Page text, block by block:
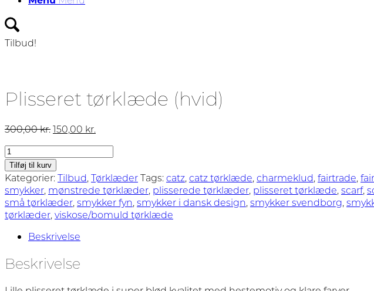
Tilbud!
Plisseret tørklæde (hvid)
300,00kr.Den
300,00 kr..
150,00 kr.
150,00 kr..
Plisseret
tørklæde
(hvid)
antal
Tilføj til kurv
Kategorier:Tilbud, TørklæderTags:catz, catz tørklæde, charmeklud, fairtrade,
smykker, mønstrede tørklæder, plisserede tørklæder, plisseret tørklæde, scarf,
små tørklæder, smykker fyn, smykker i dansk design, smykker svendborg,
tørklæder, viskose/bomuld tørklæde
Beskrivelse
Beskrivelse